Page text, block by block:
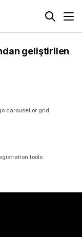
geliştirilen
carousel or grid
tools